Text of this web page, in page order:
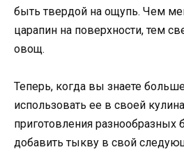
быть твердой на ощупь. Чем
царапин на поверхности, тем
овощ.
Теперь, когда вы знаете
использовать ее в своей
приготовления разнообразных
добавить тыкву в свой